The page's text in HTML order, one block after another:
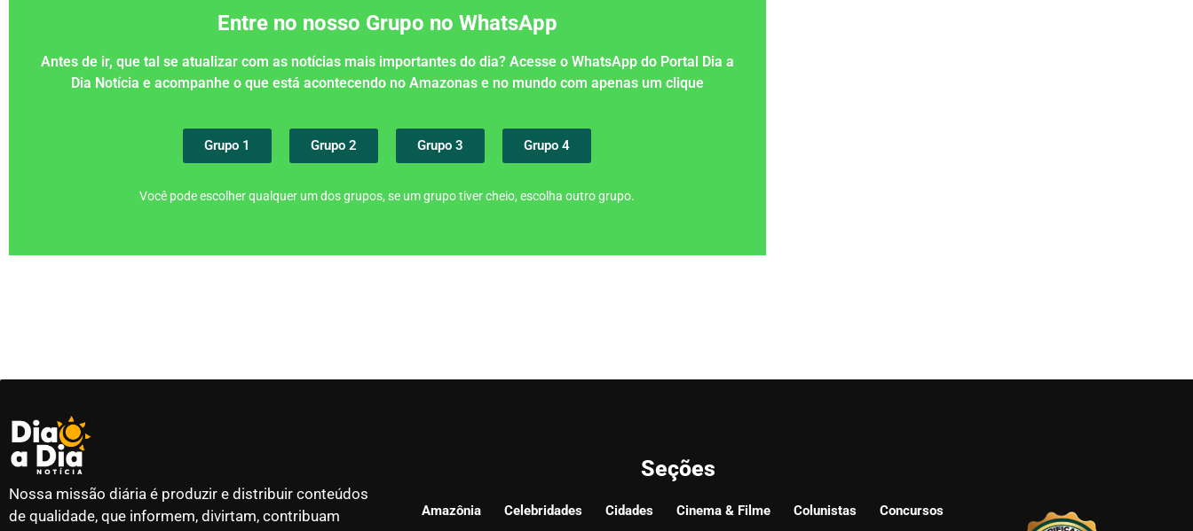
Entre no nosso Grupo no WhatsApp
Antes de ir, que tal se atualizar com as notícias mais importantes do dia? Acesse o WhatsApp do Portal Dia a
Dia Notícia e acompanhe o que está acontecendo no Amazonas e no mundo com apenas um clique
Grupo 1 Grupo 2 Grupo 3 Grupo 4
Você pode escolher qualquer um dos grupos, se um grupo tiver cheio, escolha outro grupo.
Nossa missão diária é produzir e distribuir conteúdos
de qualidade, que informem, divirtam, contribuam
Seções
Amazônia Celebridades Cidades Cinema & Filme Colunistas Concursos